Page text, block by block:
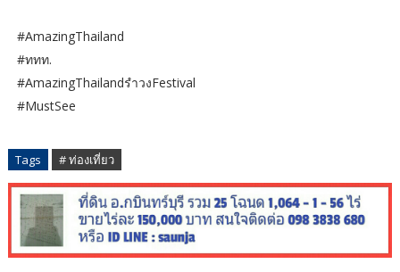
#AmazingThailand
#ททท.
#AmazingThailandรำวงFestival
#MustSee
Tags # ท่องเที่ยว